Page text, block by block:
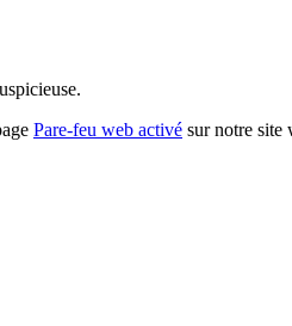
Pare-feu web activé sur notre site